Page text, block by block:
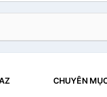
CHUYÊN